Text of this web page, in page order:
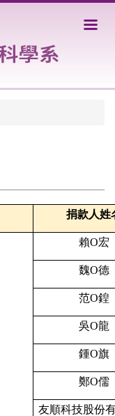
捐款人姓
賴O宏
魏O德
范O鍠
吳O龍
鍾O旗
鄭O儒
友順科技股份